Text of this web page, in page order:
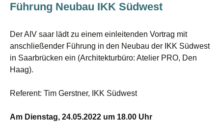
Führung Neubau IKK Südwest
Der AIV saar lädt zu einem einleitenden Vortrag mit
anschließender Führung in den Neubau der IKK Südwest
in Saarbrücken ein (Architekturbüro: Atelier PRO, Den
Haag).
Referent: Tim Gerstner, IKK Südwest
Am Dienstag, 24.05.2022 um 18.00 Uhr